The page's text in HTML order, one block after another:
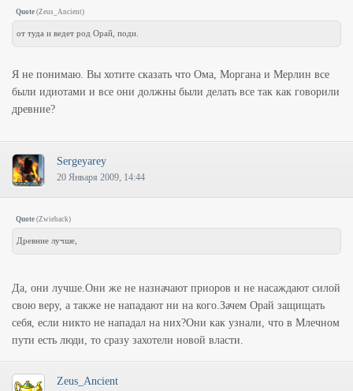
Quote (Zeus_Ancient)
от туда и ведет род Орай, поди.
Я не понимаю. Вы хотите сказать что Ома, Моргана и Мерлин все
были идиотами и все они должны были делать все так как говорили
древние?
Sergeyarey
20 Января 2009, 14:44
Quote (Zwieback)
Древние лучше,
Да, они лучше.Они же не назначают приоров и не насаждают силой
свою веру, а также не нападают ни на кого.Зачем Орай защищать
себя, если никто не нападал на них?Они как узнали, что в Млечном
пути есть люди, то сразу захотели новой власти.
Zeus_Ancient